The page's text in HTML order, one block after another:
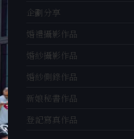
企劃分享
婚禮攝影作品
婚紗攝影作品
婚紗側錄作品
新娘秘書作品
登記寫真作品